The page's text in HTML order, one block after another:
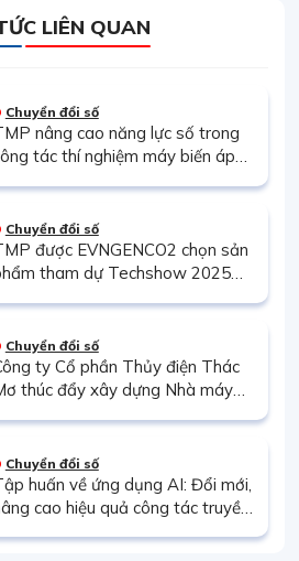
LIÊN QUAN
Chuyển đổi số
nâng cao năng lực số trong
tác thí nghiệm máy biến áp
Chuyển đổi số
được EVNGENCO2 chọn sản
tham dự Techshow 2025
Chuyển đổi số
ty Cổ phần Thủy điện Thác
dựng Nhà máy
Chuyển đổi số
huấn về ứng dụng AI: Đổi mới,
cao hiệu quả công tác truyền